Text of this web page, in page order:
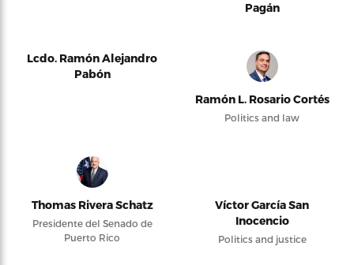
Pagán
Lcdo. Ramón Alejandro
Pabón
Ramón L. Rosario Cortés
Politics and law
Thomas Rivera Schatz
Presidente del Senado de
Puerto Rico
Víctor García San
Inocencio
Politics and justice